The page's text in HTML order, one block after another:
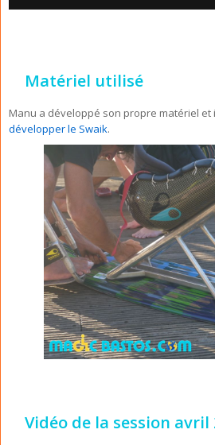
Matériel utilisé
Manu a développé son propre matériel et
développer le Swaik.
Vidéo de la session avril